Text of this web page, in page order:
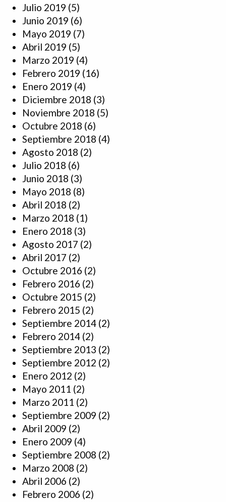
Julio 2019 (5)
Junio 2019 (6)
Mayo 2019 (7)
Abril 2019 (5)
Marzo 2019 (4)
Febrero 2019 (16)
Enero 2019 (4)
Diciembre 2018 (3)
Noviembre 2018 (5)
Octubre 2018 (6)
Septiembre 2018 (4)
Agosto 2018 (2)
Julio 2018 (6)
Junio 2018 (3)
Mayo 2018 (8)
Abril 2018 (2)
Marzo 2018 (1)
Enero 2018 (3)
Agosto 2017 (2)
Abril 2017 (2)
Octubre 2016 (2)
Febrero 2016 (2)
Octubre 2015 (2)
Febrero 2015 (2)
Septiembre 2014 (2)
Febrero 2014 (2)
Septiembre 2013 (2)
Septiembre 2012 (2)
Enero 2012 (2)
Mayo 2011 (2)
Marzo 2011 (2)
Septiembre 2009 (2)
Abril 2009 (2)
Enero 2009 (4)
Septiembre 2008 (2)
Marzo 2008 (2)
Abril 2006 (2)
Febrero 2006 (2)